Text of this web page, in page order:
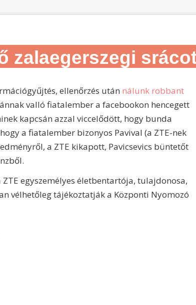
zalaegerszegi
ellenőrzés után nálunk robbant
valló fiatalember a facebookon hencegett
kapcsán azzal viccelődött, hogy bunda
a fiatalember bizonyos Pavival (a ZTE-nek
a ZTE kikapott, Pavicsevics büntetőt
ZTE egyszemélyes életbentartója, tulajdonosa,
vélhetőleg tájékoztatják a Központi Nyomozó